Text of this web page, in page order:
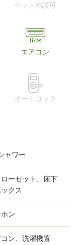
ペット相談可
エアコン
オートロック
ャワー
ーゼット、床下
クス
ン
ン、洗濯機置